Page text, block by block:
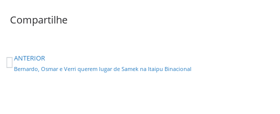
Compartilhe
ANTERIOR
Bernardo, Osmar e Verri querem lugar de Samek na Itaipu Binacional